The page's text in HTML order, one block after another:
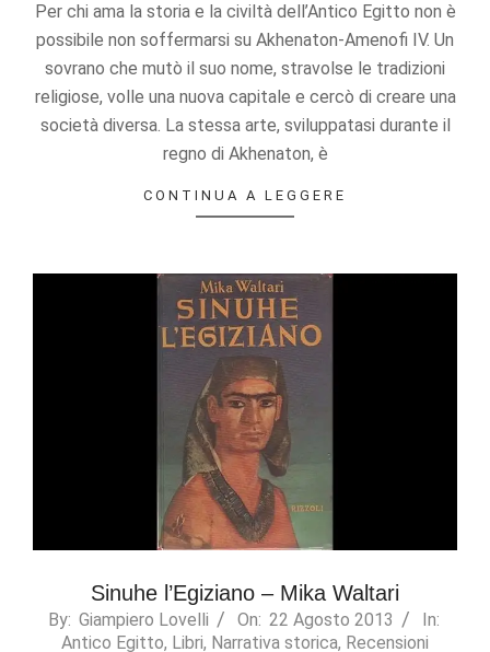
Per chi ama la storia e la civiltà dell’Antico Egitto non è
possibile non soffermarsi su Akhenaton-Amenofi IV. Un
sovrano che mutò il suo nome, stravolse le tradizioni
religiose, volle una nuova capitale e cercò di creare una
società diversa. La stessa arte, sviluppatasi durante il
regno di Akhenaton, è
CONTINUA A LEGGERE
Sinuhe l’Egiziano – Mika Waltari
2013-
By: Giampiero Lovelli On: 22 Agosto 2013
In:
Antico Egitto, Libri, Narrativa storica, Recensioni